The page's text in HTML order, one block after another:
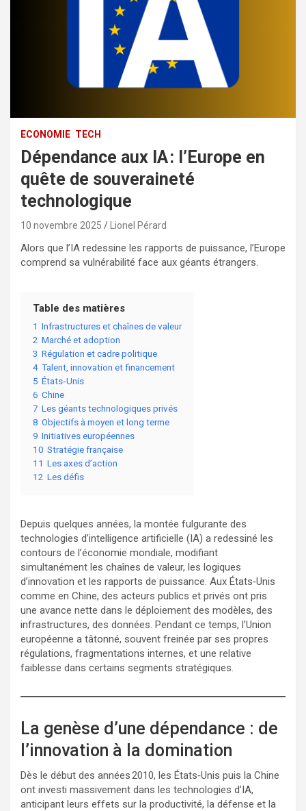
ECONOMIE TECH
Dépendance aux IA : l’Europe en
quête de souveraineté
technologique
10 novembre 2025 Lionel Pérard
Alors que l’IA redessine les rapports de puissance, l’Europe
comprend sa vulnérabilité face aux géants étrangers.
Table des matières
1 Infrastructures et chaînes de valeur
2 Marché et adoption
3 Régulation et cadre politique
4 Talent, innovation et financement
5 États‑Unis
6 Chine
7 Les géants technologiques privés
8 Objectifs à moyen et long terme
9 Initiatives européennes
10 Stratégie française
11 Les axes d’action
12 Les défis
Depuis quelques années, la montée fulgurante des
technologies d’intelligence artificielle (IA) a redessiné les
contours de l’économie mondiale, modifiant
simultanément les chaînes de valeur, les logiques
d’innovation et les rapports de puissance. Aux États‑Unis
comme en Chine, des acteurs publics et privés ont pris
une avance nette dans le déploiement des modèles, des
infrastructures, des données. Pendant ce temps, l’Union
européenne a tâtonné, souvent freinée par ses propres
régulations, fragmentations internes, et une relative
faiblesse dans certains segments stratégiques.
La genèse d’une dépendance : de
l’innovation à la domination
Dès le début des années 2010, les États‑Unis puis la Chine
ont investi massivement dans les technologies d’IA,
anticipant leurs effets sur la productivité, la défense et la